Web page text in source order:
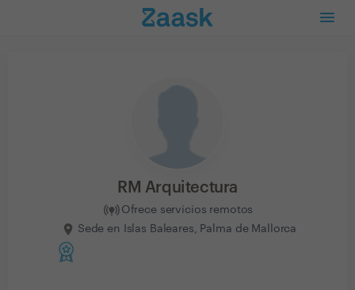
RM Arquitectura
Ofrece servicios remotos
Sede en Islas Baleares, Palma de Mallorca